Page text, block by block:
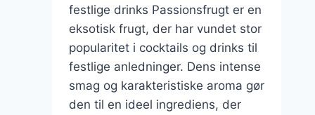
festlige drinks Passionsfrugt er en
eksotisk frugt, der har vundet stor
popularitet i cocktails og drinks til
festlige anledninger. Dens intense
smag og karakteristiske aroma gør
den til en ideel ingrediens, der